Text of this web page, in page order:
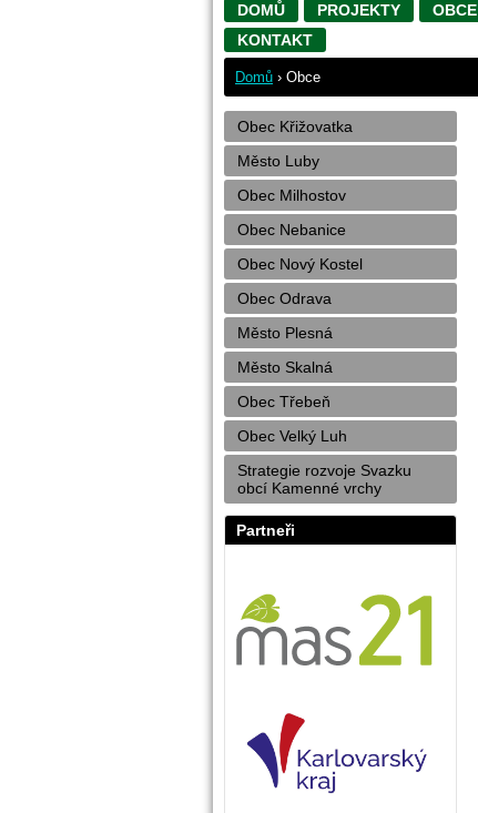
DOMŮ PROJEKTY OBCE
KONTAKT
Domů › Obce
Obec Křižovatka
Město Luby
Obec Milhostov
Obec Nebanice
Obec Nový Kostel
Obec Odrava
Město Plesná
Město Skalná
Obec Třebeň
Obec Velký Luh
Strategie rozvoje Svazku
obcí Kamenné vrchy
Partneři